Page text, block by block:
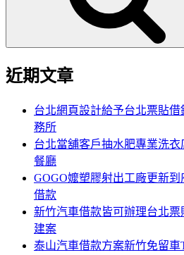
近期文章
台北網頁設計給予台北票貼
務所
台北當舖客戶抽水肥專業洗
餐廳
GOGO嬤塑膠射出工廠更新
借款
新竹汽車借款皆可辦理台北
建案
泰山汽車借款方案新竹免留